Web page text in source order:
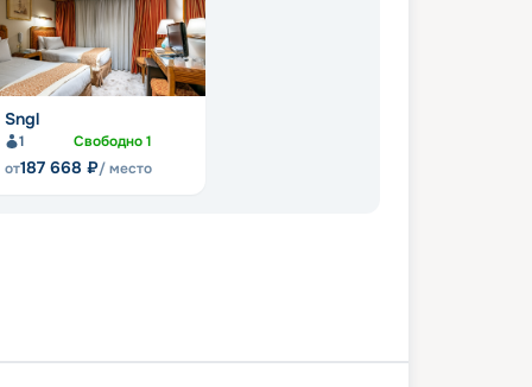
Sngl
1 Свободно1
от187 668 ₽/ место